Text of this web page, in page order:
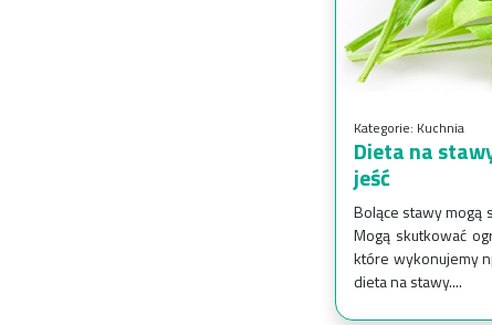
Kategorie: Kuchnia
Dieta na
jeść
Bolące stawy mogą
Mogą skutkować
które wykonujemy
dieta na stawy....